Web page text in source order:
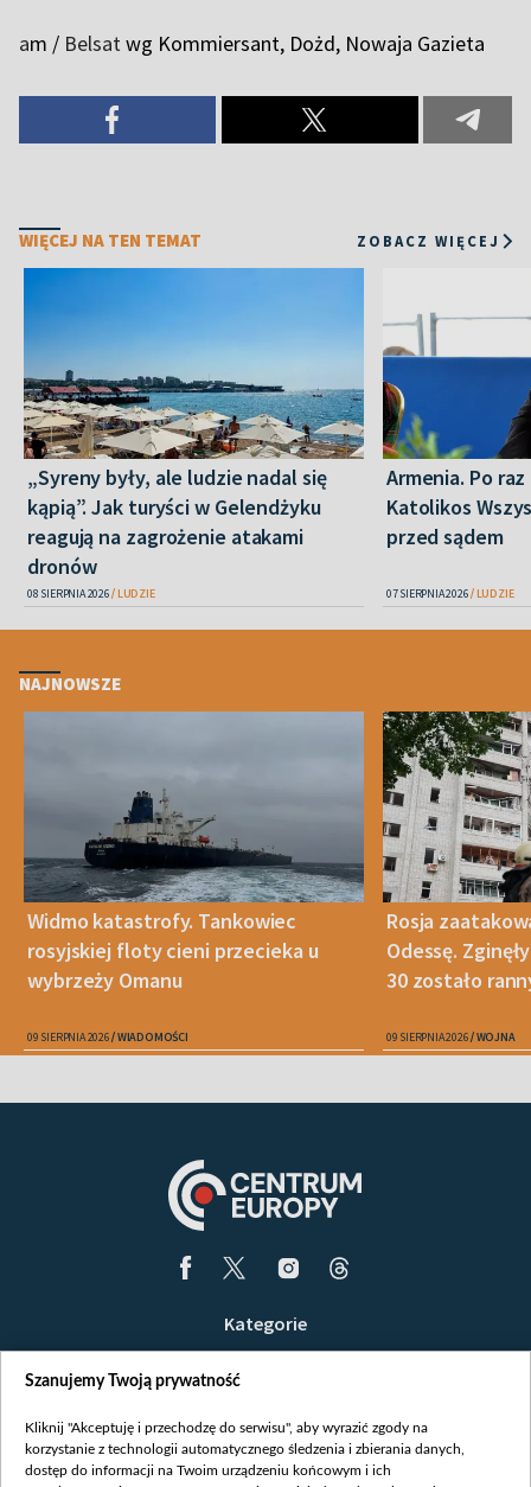
am / Belsatwg Kommiersant, Dożd, Nowaja Gazieta
WIĘCEJ NA TEN TEMAT ZOBACZ WIĘCEJ
„Syreny były, ale ludzie nadal się
kąpią”. Jak turyści w Gelendżyku
reagują na zagrożenie atakami
dronów
08 SIERPNIA 2026 LUDZIE
Armenia. Po
Katolikos
przed sądem
07 SIERPNIA 2026 LUDZIE
NAJNOWSZE
Widmo katastrofy. Tankowiec
rosyjskiej floty cieni przecieka u
wybrzeży Omanu
09 SIERPNIA 2026 WIADOMOŚCI
Rosja
Odessę.
30 zostało
09 SIERPNIA 2026 WOJNA
Kategorie
Opinie
Białoruś / Polska
Szanujemy Twoją prywatność
Kliknij "Akceptuję i przechodzę do serwisu", aby wyrazić zgody na
korzystanie z technologii automatycznego śledzenia i zbierania danych,
dostęp do informacji na Twoim urządzeniu końcowym i ich